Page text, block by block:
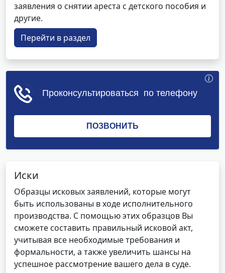
заявления о снятии ареста с детского пособия и
другие.
Перейти в раздел
Иски
Образцы исковых заявлений, которые могут
быть использованы в ходе исполнительного
производства. С помощью этих образцов Вы
сможете составить правильный исковой акт,
учитывая все необходимые требования и
формальности, а также увеличить шансы на
успешное рассмотрение вашего дела в суде.